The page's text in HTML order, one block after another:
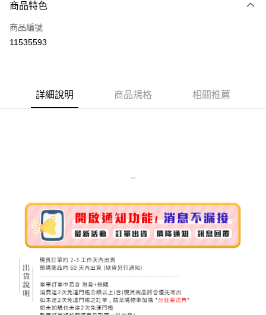
信用卡一次付款
超商取貨付款
街口支付
全家取貨付款
每筆NT$80，滿NT$999(含以上)免運費
每筆NT$80，滿NT$999(含以上)免運費
7-11取貨付款
每筆NT$80，滿NT$999(含以上)免運費
商品特色
商品編號
11535593
詳細說明 商品規格 相關推薦
--